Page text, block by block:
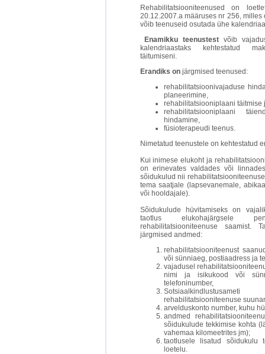
Rehabilitatsiooniteenused on
20.12.2007.a määruses nr 256,
võib teenuseid osutada ühe
Enamikku teenustestvõib
kalendriaastaks kehtestatud
täitumiseni.
Erandiks onjärgmised teenused:
rehabilitatsioonivajaduse
planeerimine,
rehabilitatsiooniplaani täitmise
rehabilitatsiooniplaani
hindamine,
füsioterapeudi teenus.
Nimetatud teenustele on kehtestatud
Kui inimese elukoht ja
on erinevates valdades või
sõidukulud nii
tema saatjale (lapsevanemale,
või hooldajale).
Sõidukulude hüvitamiseks on
taotlus elukohajärgsele
rehabilitatsiooniteenuse saamist.
järgmised andmed:
rehabilitatsiooniteenust
või sünniaeg, postiaadress ja
vajadusel
nimi ja isikukood või
telefoninumber,
rehabilitatsiooniteenuse
arvelduskonto number, kuhu
andmed
sõidukulude tekkimise kohta
vahemaa kilomeetrites jm);
taotlusele lisatud sõidukulu
loetelu.